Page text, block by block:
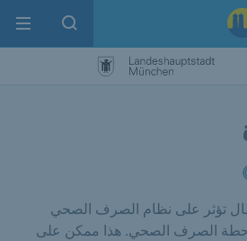
search
تؤثر على نظام الصرف الصحي
الصرف الصحي. هذا ممكن على